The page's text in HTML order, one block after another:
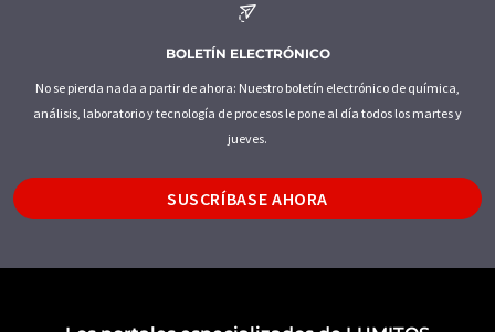
BOLETÍN ELECTRÓNICO
No se pierda nada a partir de ahora: Nuestro boletín electrónico de química,
análisis, laboratorio y tecnología de procesos le pone al día todos los martes y
jueves.
SUSCRÍBASE AHORA